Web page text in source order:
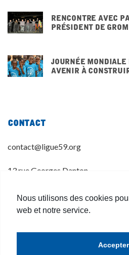
Nous utilisons des cookies
web et notre service.
Accepter
Rencontre avec
président de
Journée mondiale
avenir à
Contact
contact@ligue59.org
13 rue Georges Danton
03 20 14 55 00